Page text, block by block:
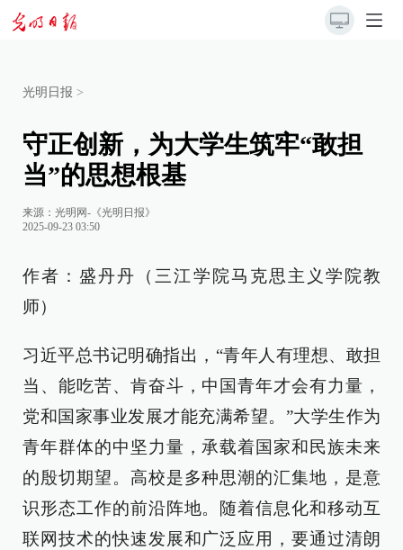
光明日报 >
守正创新，为大学生筑牢“敢担
当”的思想根基
来源： 光明网-《光明日报》
2025-09-23 03:50
作者：盛丹丹（三江学院马克思主义学院教
师）
习近平总书记明确指出，“青年人有理想、敢担
当、能吃苦、肯奋斗，中国青年才会有力量，
党和国家事业发展才能充满希望。”大学生作为
青年群体的中坚力量，承载着国家和民族未来
的殷切期望。高校是多种思潮的汇集地，是意
识形态工作的前沿阵地。随着信息化和移动互
联网技术的快速发展和广泛应用，要通过清朗